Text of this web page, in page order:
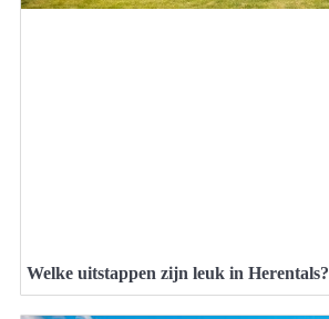
Welke uitstappen zijn leuk in Herentals?